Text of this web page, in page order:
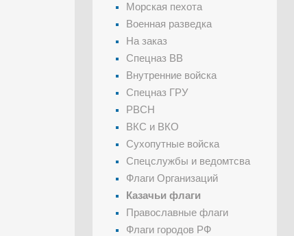
Морская пехота
Военная разведка
На заказ
Спецназ ВВ
Внутренние войска
Спецназ ГРУ
РВСН
ВКС и ВКО
Сухопутные войска
Спецслужбы и ведомтсва
Флаги Организаций
Казачьи флаги
Православные флаги
Флаги городов РФ